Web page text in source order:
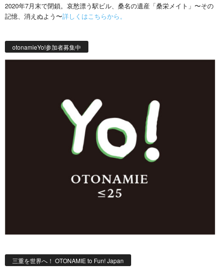
2020年7月末で閉鎖。哀愁漂う駅ビル、桑名の遺産「桑栄メイト」〜その
記憶、消えぬよう〜詳しくはこちらから。
otonamieYo!参加者募集中
三重を世界へ！ OTONAMIE to Fun! Japan